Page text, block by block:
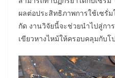
ผลต่อประสิทธิภาพการใช้เซรั่
กัด งานวิจัยนี้จะช่วยนำไปสู่กา
เขียวหางไหม้ให้ครอบคลุมกับ